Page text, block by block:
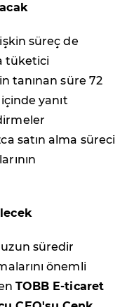
süreç de
tüketici
tanınan süre 72
yanıt
satın alma süreci
süredir
önemli
TOBB E-ticaret